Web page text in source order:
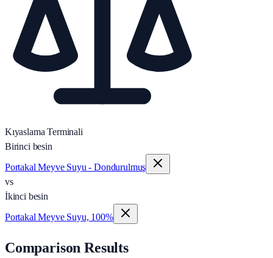
Kıyaslama Terminali
Birinci besin
Portakal Meyve Suyu - Dondurulmuş
vs
İkinci besin
Portakal Meyve Suyu, 100%
Comparison Results